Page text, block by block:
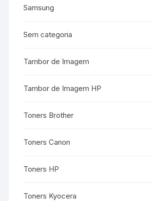
Samsung
Sem categoria
Tambor de Imagem
Tambor de Imagem HP
Toners Brother
Toners Canon
Toners HP
Toners Kyocera